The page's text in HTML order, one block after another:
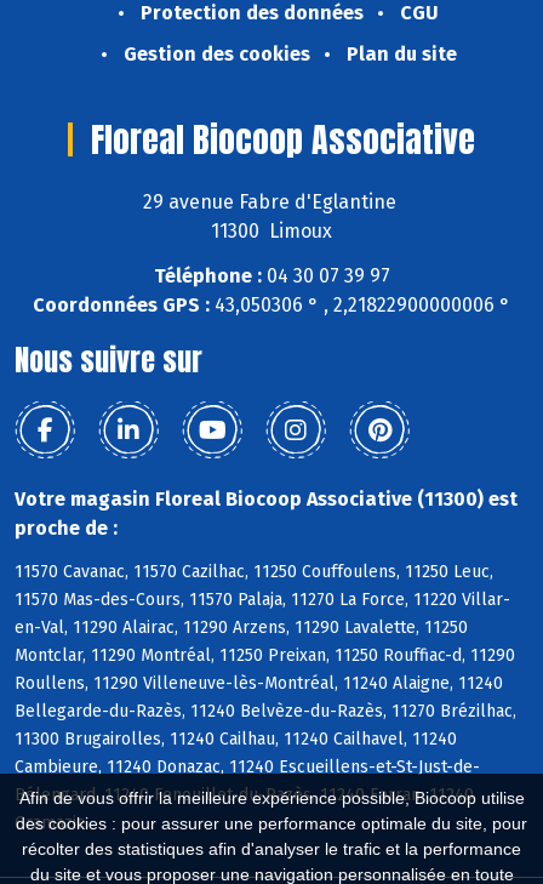
Afin de vous offrir la meilleure expérience possible, Biocoop utilise
des cookies : pour assurer une performance optimale du site, pour
récolter des statistiques afin d'analyser le trafic et la performance
du site et vous proposer une navigation personnalisée en toute
Protection des données
CGU
Gestion des cookies
Plan du site
Floreal Biocoop Associative
29 avenue Fabre d'Eglantine
11300 Limoux
Téléphone :04 30 07 39 97
Coordonnées GPS : 43,050306 ° , 2,21822900000006 °
Nous suivre sur
Votre magasin Floreal Biocoop Associative (11300) est
proche de :
11570 Cavanac, 11570 Cazilhac, 11250 Couffoulens, 11250 Leuc,
11570 Mas-des-Cours, 11570 Palaja, 11270 La Force, 11220 Villar-
en-Val, 11290 Alairac, 11290 Arzens, 11290 Lavalette, 11250
Montclar, 11290 Montréal, 11250 Preixan, 11250 Rouffiac-d, 11290
Roullens, 11290 Villeneuve-lès-Montréal, 11240 Alaigne, 11240
Bellegarde-du-Razès, 11240 Belvèze-du-Razès, 11270 Brézilhac,
11300 Brugairolles, 11240 Cailhau, 11240 Cailhavel, 11240
Cambieure, 11240 Donazac, 11240 Escueillens-et-St-Just-de-
Bélengard, 11240 Fenouillet-du-Razès, 11240 Ferran, 11240
Gramazie